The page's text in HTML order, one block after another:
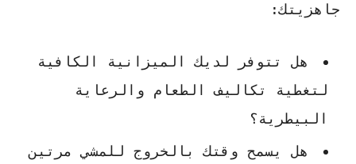
جاهزيتك:
هل تتوفر لديك الميزانية الكافية
لتغطية تكاليف الطعام والرعاية
البيطرية؟
هل يسمح وقتك بالخروج للمشي مرتين